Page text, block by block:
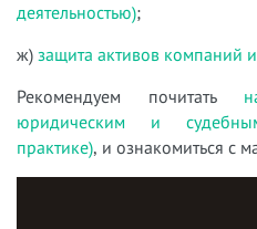
деятельностью);
ж) защита активов компаний
Рекомендуем почитать
юридическим и
практике), и ознакомиться с